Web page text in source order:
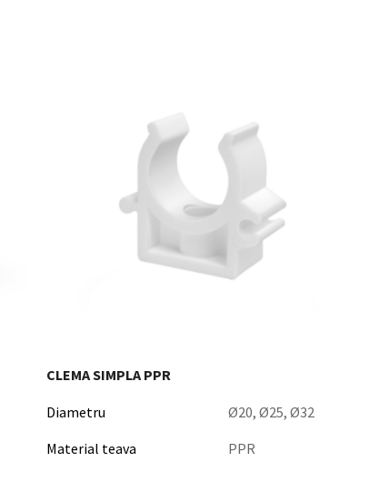
CLEMA SIMPLA PPR
Diametru
Ø20, Ø25, Ø32
Material teava
PPR